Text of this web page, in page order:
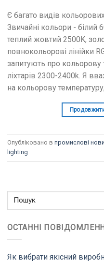
ОСТАННІ
Як вибрати якісний
Є багато видів
Звичайні кольори - білий
теплий жовтий 2500K,
повнокольорові лінійки
запитують про кольорову
ліхтарів 2300-2400k. Я
на кольорову температуру,
Опубліковано в промислові
lighting